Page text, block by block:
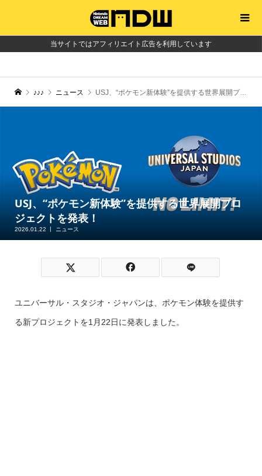
当サイトではアフィリエイト広告を利用しています
♪♪♪ ニュース USJ、“ポケモン新体験”を提供する世界展開プロジェクトを発表！
USJ、“ポケモン新体験”を提供する世界展開プロ
ジェクトを発表！
2026.01.22 ニュース
ユニバーサル・スタジオ・ジャパンは、ポケモン体験を提供す
る新プロジェクトを1月22日に発表しました。